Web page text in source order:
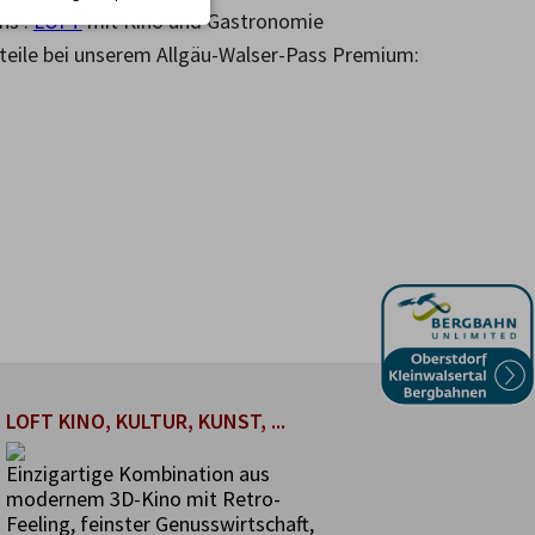
:LOFTmit Kino und Gastronomie
bei unserem Allgäu-Walser-Pass Premium:
LOFT KINO, KULTUR, KUNST, ...
Einzigartige Kombination aus
modernem 3D-Kino mit Retro-
Feeling, feinster Genusswirtschaft,